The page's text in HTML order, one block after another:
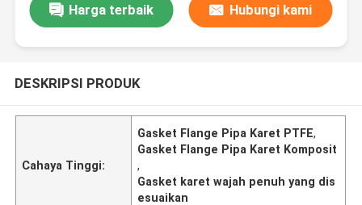
Harga terbaik Hubungi kami
DESKRIPSI PRODUK
Cahaya Tinggi:
Gasket Flange Pipa Karet PTFE,
Gasket Flange Pipa Karet Komposit
,
Gasket karet wajah penuh yang dis
esuaikan